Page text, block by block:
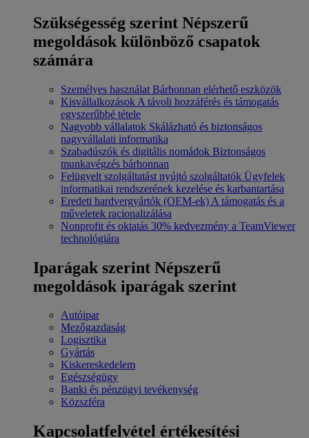
Szükségesség szerint Népszerű
megoldások különböző csapatok
számára
Személyes használat Bárhonnan elérhető eszközök
Kisvállalkozások A távoli hozzáférés és támogatás
egyszerűbbé tétele
Nagyobb vállalatok Skálázható és biztonságos
nagyvállalati informatika
Szabadúszók és digitális nomádok Biztonságos
munkavégzés bárhonnan
Felügyelt szolgáltatást nyújtó szolgáltatók Ügyfelek
informatikai rendszerének kezelése és karbantartása
Eredeti hardvergyártók (OEM-ek) A támogatás és a
műveletek racionalizálása
Nonprofit és oktatás 30% kedvezmény a TeamViewer
technológiára
Iparágak szerint Népszerű
megoldások iparágak szerint
Autóipar
Mezőgazdaság
Logisztika
Gyártás
Kiskereskedelem
Egészségügy
Banki és pénzügyi tevékenység
Közszféra
Kapcsolatfelvétel értékesítési